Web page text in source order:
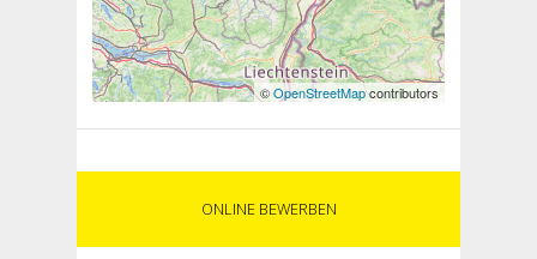
©OpenStreetMapcontributors
ONLINE BEWERBEN